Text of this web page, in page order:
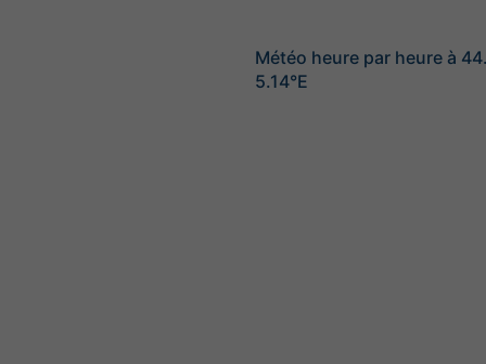
Météo heure par heure à
5.14°E